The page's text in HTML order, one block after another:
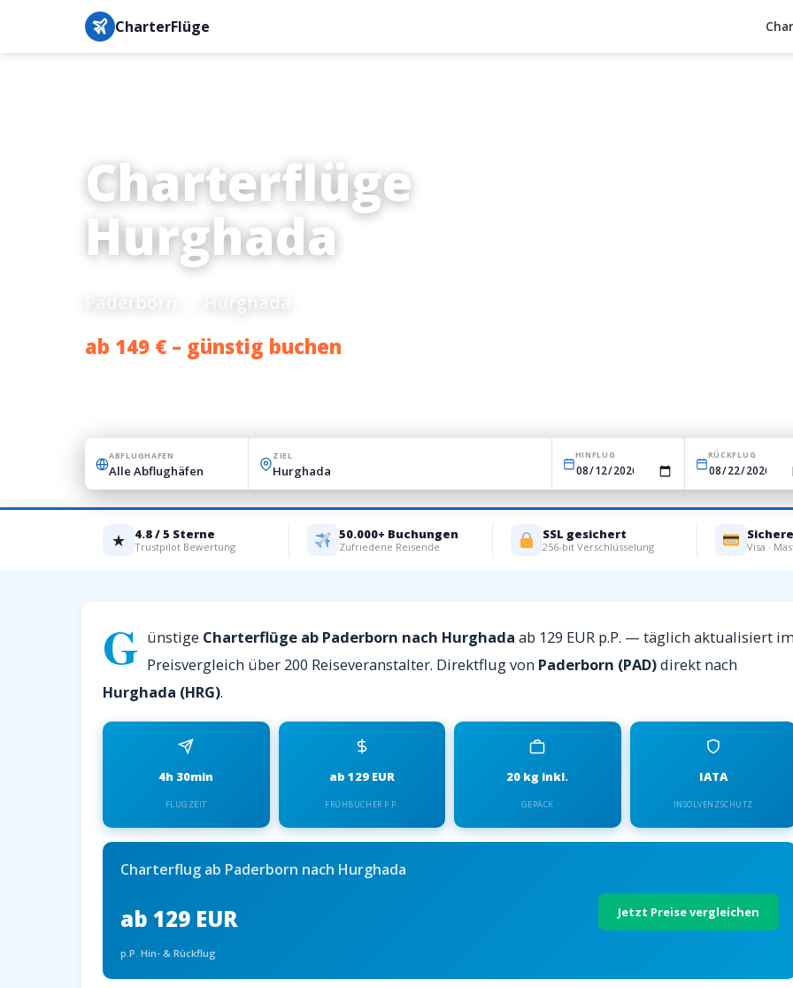
CharterFlüge
Charterflüge
Hurghada
ab 149 € – günstig buchen
ABFLUGHAFEN ZIEL HINFLUG RÜCKFLUG
★ 4.8 / 5 Sterne
Trustpilot Bewertung
50.000+ Buchungen
Zufriedene Reisende
SSL gesichert
256-bit Verschlüsselung Visa ·
G ünstige Charterflüge ab Paderborn nach Hurghada ab 129 EUR p.P. — täglich aktualisiert
Preisvergleich über 200 Reiseveranstalter. Direktflug von Paderborn (PAD)direkt nach
Hurghada (HRG).
4h 30min
FLUGZEIT
ab 129 EUR
FRÜHBUCHER P.P.
20 kg inkl.
GEPÄCK
IATA
INSOLVENZSCHUTZ
Charterflug ab Paderborn nach Hurghada
ab 129 EUR
p.P. Hin- & Rückflug
Jetzt Preise vergleichen